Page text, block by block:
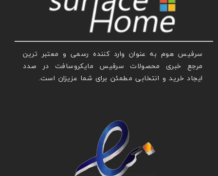
سرفیس هوم به عنوان وارد کننده رسمی و معتبر ترین
مرجع خبری محصولات سرفیس مایکروسافت در صدد
ایجاد خرید و انتخابی مطمئن برای شما عزیزان است.